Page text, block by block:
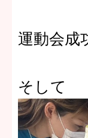
運動会成
そして